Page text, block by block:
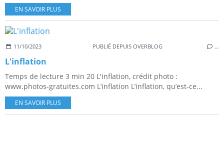
EN SAVOIR PLUS
11/10/2023 PUBLIÉ DEPUIS OVERBLOG …
L'inflation
Temps de lecture 3 min 20 L'inflation, crédit photo :
www.photos-gratuites.com L’inflation L’inflation, qu’est-ce...
EN SAVOIR PLUS